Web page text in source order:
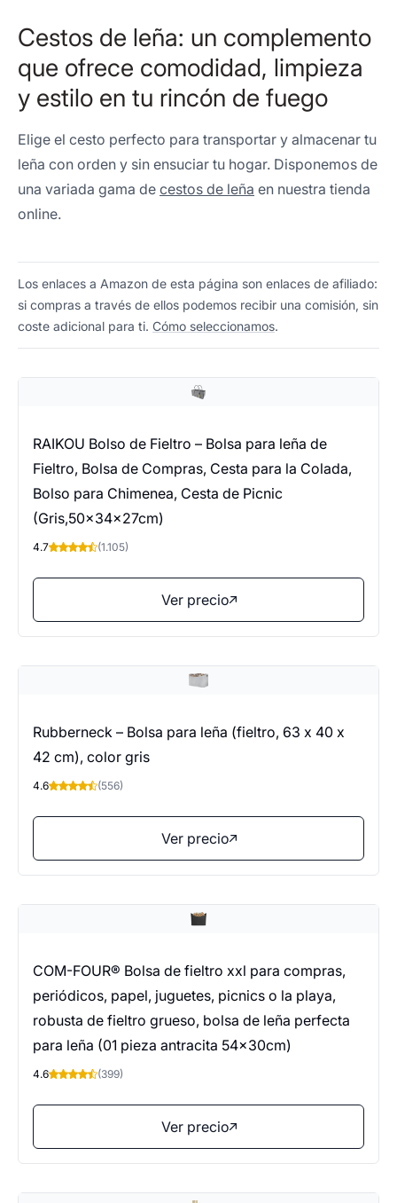
Cestos de leña: un complemento
que ofrece comodidad, limpieza
y estilo en tu rincón de fuego
Elige el cesto perfecto para transportar y almacenar tu
leña con orden y sin ensuciar tu hogar. Disponemos de
una variada gama de cestos de leña en nuestra tienda
online.
Los enlaces a Amazon de esta página son enlaces de afiliado:
si compras a través de ellos podemos recibir una comisión, sin
coste adicional para ti. Cómo seleccionamos.
RAIKOU Bolso de Fieltro – Bolsa para leña de
Fieltro, Bolsa de Compras, Cesta para la Colada,
Bolso para Chimenea, Cesta de Picnic
(Gris,50x34x27cm)
4.7 (1.105)
Ver precio
Rubberneck – Bolsa para leña (fieltro, 63 x 40 x
42 cm), color gris
4.6 (556)
Ver precio
COM-FOUR® Bolsa de fieltro xxl para compras,
periódicos, papel, juguetes, picnics o la playa,
robusta de fieltro grueso, bolsa de leña perfecta
para leña (01 pieza antracita 54x30cm)
4.6 (399)
Ver precio